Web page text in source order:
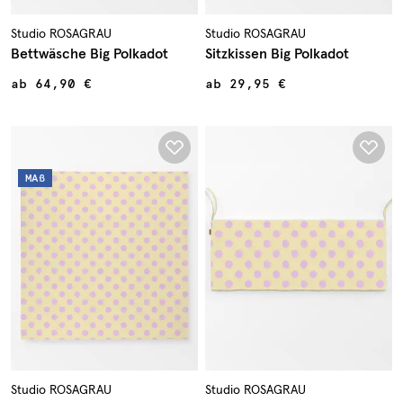
Studio ROSAGRAU
Bettwäsche Big Polkadot
ab 64,90 €
Studio ROSAGRAU
Sitzkissen Big Polkadot
ab 29,95 €
MAß
Studio ROSAGRAU Studio ROSAGRAU